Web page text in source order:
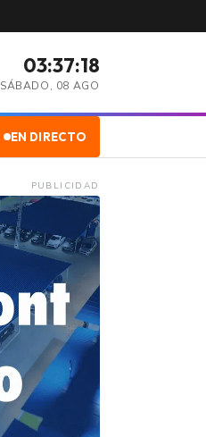
03:37:19
SÁBADO, 08 AGO
EN DIRECTO
PUBLICIDAD